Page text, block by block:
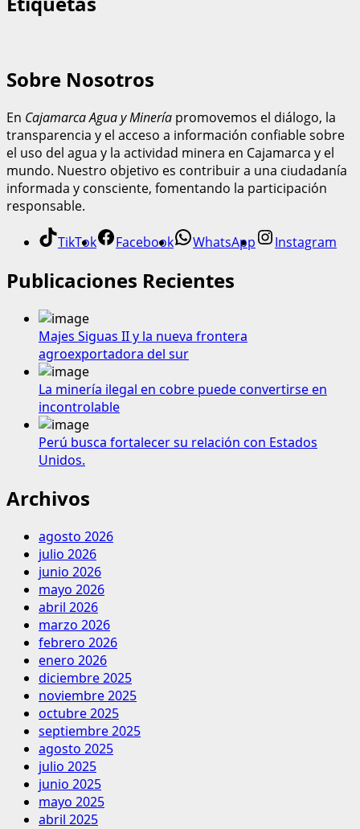
Sobre Nosotros
En Cajamarca Agua y Minería promovemos el diálogo, la
transparencia y el acceso a información confiable sobre
el uso del agua y la actividad minera en Cajamarca y el
mundo. Nuestro objetivo es contribuir a una ciudadanía
informada y consciente, fomentando la participación
responsable.
TikTok Facebook WhatsApp Instagram
Publicaciones Recientes
Majes Siguas II y la nueva frontera
agroexportadora del sur
La minería ilegal en cobre puede convertirse en
incontrolable
Perú busca fortalecer su relación con Estados
Unidos.
Archivos
agosto 2026
julio 2026
junio 2026
mayo 2026
abril 2026
marzo 2026
febrero 2026
enero 2026
diciembre 2025
noviembre 2025
octubre 2025
septiembre 2025
agosto 2025
julio 2025
junio 2025
mayo 2025
abril 2025